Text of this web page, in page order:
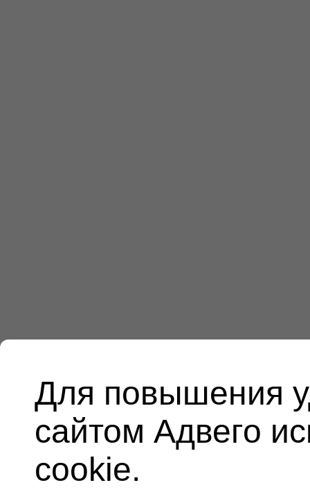
Для повышения
сайтом Адвего
cookie.